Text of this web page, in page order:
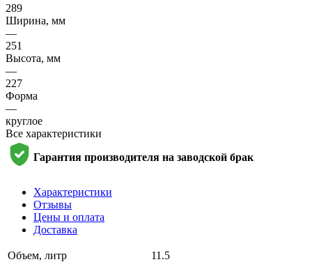
289
Ширина, мм
—
251
Высота, мм
—
227
Форма
—
круглое
Все характеристики
Гарантия производителя на заводской брак
Характеристики
Отзывы
Цены и оплата
Доставка
Объем, литр
11.5